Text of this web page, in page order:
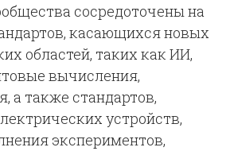
сосредоточены на
касающихся новых
областей, таких как ИИ,
вычисления,
а также стандартов,
устройств,
экспериментов,